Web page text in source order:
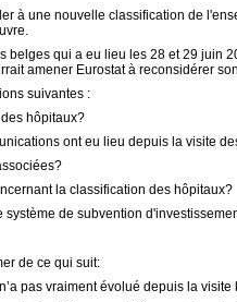
à une nouvelle classification de
belges qui a eu lieu les 28 et 29
amener Eurostat à reconsidérer
suivantes :
hôpitaux?
ont eu lieu depuis la visite
la classification des hôpitaux?
de subvention
de ce qui suit:
pas vraiment évolué depuis la